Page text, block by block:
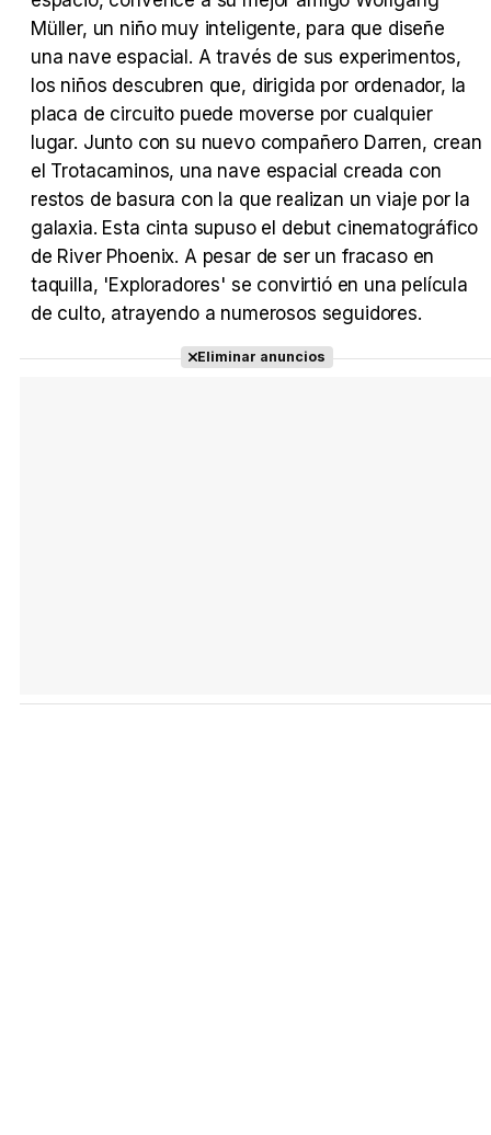
Tráiler Oficial en VOSE 'The Audacity'
Tráiler en español 'Outcome' (2026)
Müller, un niño muy inteligente, para que diseñe
una nave espacial. A través de sus experimentos,
los niños descubren que, dirigida por ordenador, la
placa de circuito puede moverse por cualquier
lugar. Junto con su nuevo compañero Darren, crean
el Trotacaminos, una nave espacial creada con
restos de basura con la que realizan un viaje por la
galaxia. Esta cinta supuso el debut cinematográfico
de River Phoenix. A pesar de ser un fracaso en
taquilla, 'Exploradores' se convirtió en una película
de culto, atrayendo a numerosos seguidores.
Eliminar anuncios